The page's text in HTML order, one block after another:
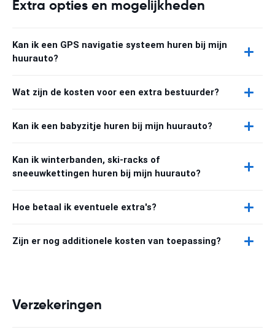
Extra opties en mogelijkheden
Kan ik een GPS navigatie systeem huren bij mijn
huurauto?
Wat zijn de kosten voor een extra bestuurder?
Kan ik een babyzitje huren bij mijn huurauto?
Kan ik winterbanden, ski-racks of
sneeuwkettingen huren bij mijn huurauto?
Hoe betaal ik eventuele extra's?
Zijn er nog additionele kosten van toepassing?
Verzekeringen